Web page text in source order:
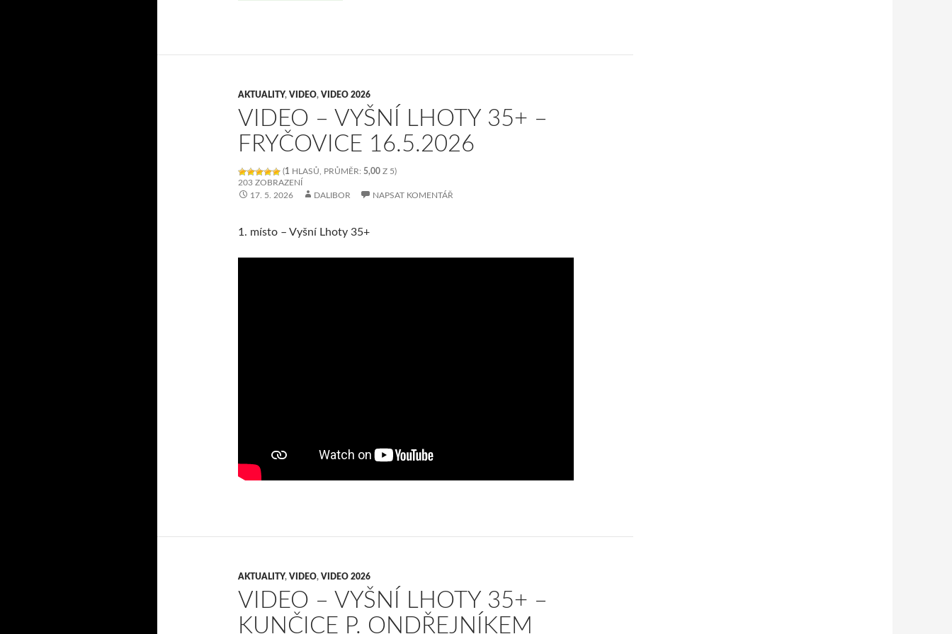
AKTUALITY, VIDEO, VIDEO 2026
VIDEO – VYŠNÍ LHOTY 35+ –
FRYČOVICE 16.5.2026
(1 HLASŮ, PRŮMĚR: 5,00 Z 5)
203 ZOBRAZENÍ
17. 5. 2026
DALIBOR NAPSAT KOMENTÁŘ
1. místo – Vyšní Lhoty 35+
AKTUALITY, VIDEO, VIDEO 2026
VIDEO – VYŠNÍ LHOTY 35+ –
KUNČICE P. ONDŘEJNÍKEM